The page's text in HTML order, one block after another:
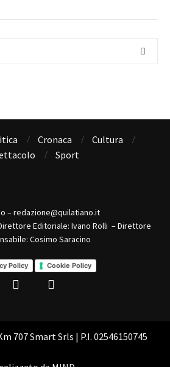
Cronaca
Cultura
Sport
– redazione@quilatiano.it
Editoriale: Ivano Rolli – Direttore
Cosimo Saracino
Policy Cookie Policy
707 Smart Srls | P.I. 02546150745